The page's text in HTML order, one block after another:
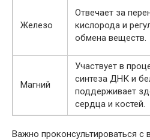
Железо
Отвечает за
кислорода и
обмена веществ.
Магний
Участвует в
синтеза ДНК и
поддерживает
сердца и костей.
Важно проконсультироваться с